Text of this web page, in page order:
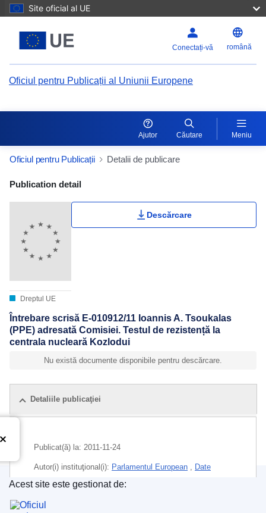
Site oficial al UE
Conectați-vă română
Oficiul pentru Publicații al Uniunii Europene
Ajutor Căutare Meniu
Oficiul pentru Publicații Detalii de publicare
Publication Detail Actions Portlet
Publication detail
Dreptul UE
Descărcare
Întrebare scrisă E-010912/11 Ioannis A. Tsoukalas
(PPE) adresată Comisiei. Testul de rezistență la
centrala nucleară Kozlodui
Nu există documente disponibile pentru descărcare.
Detaliile publicaţiei
Publicat(ă) la: 2011-11-24
Autor(i) instituţional(i): Parlamentul European
Date
provizorii
Subiecte:
Oficiul pentru Publicații al Uniunii Europene
Acest site este gestionat de: